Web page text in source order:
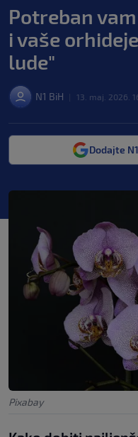
Potreban
i vaše
lude"
N1 BiH 13. maj. 2026.
Dodajte
Pixabay